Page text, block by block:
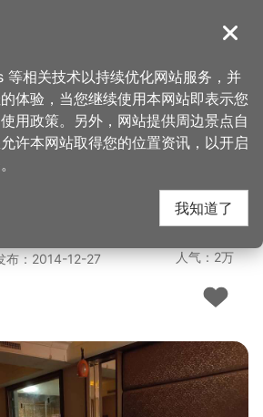
導覽
> 旅馆与民宿
车旅馆（龟山
布：2014-12-27 人气：2万
关闭
相关技术以持续优化网站服务，并
体验，当您继续使用本网站即表示您
用政策。另外，网站提供周边景点自
许本网站取得您的位置资讯，以开启
我知道了